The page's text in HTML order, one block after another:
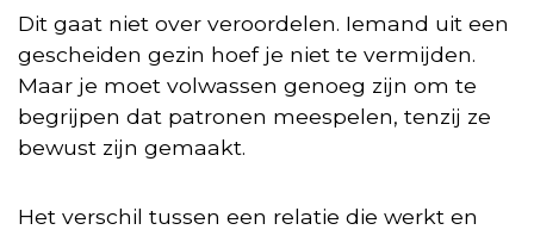
Dit gaat niet over veroordelen. Iemand uit een
gescheiden gezin hoef je niet te vermijden.
Maar je moet volwassen genoeg zijn om te
begrijpen dat patronen meespelen, tenzij ze
bewust zijn gemaakt.
Het verschil tussen een relatie die werkt en